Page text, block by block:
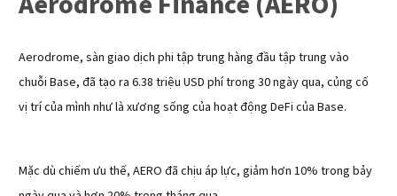
Aerodrome, sàn giao dịch phi tập trung hàng đầu tập trung vào
chuỗi Base, đã tạo ra 6.38 triệu USD phí trong 30 ngày qua, củng cố
vị trí của mình như là xương sống của hoạt động DeFi của Base.
Mặc dù chiếm ưu thế, AERO đã chịu áp lực, giảm hơn 10% trong bảy